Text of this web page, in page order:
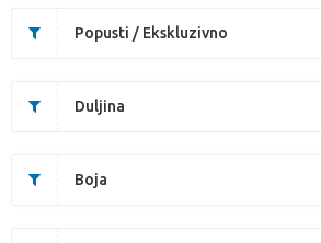
Popusti / Ekskluzivno
Duljina
Boja